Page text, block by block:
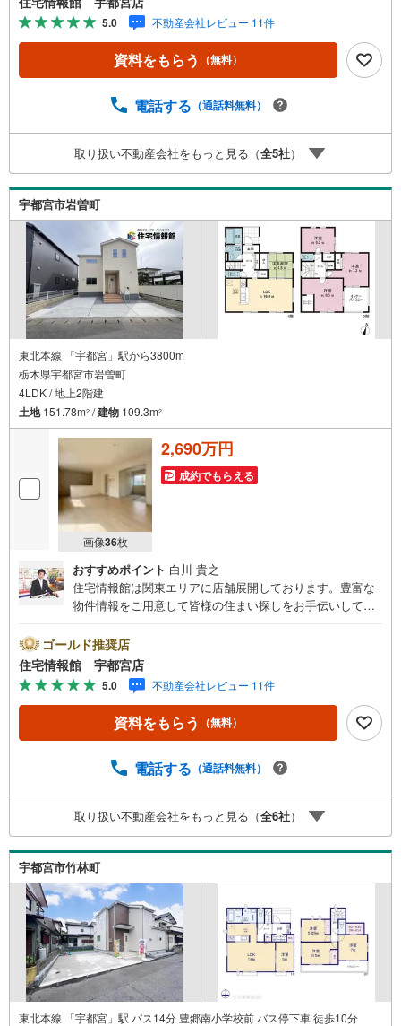
わせは上記時間内ですとスムーズにご対応が可能です。ス
タッフ一同お客様のお問合せをお待ちしております。【住
宅ローン相談会】開催中無理のない住宅ローンの試算やご
購入の際にかかる諸費用の概算も行っております。しっか
気軽にご相談ください。お客様第一主義をモット-にお引越
実に努めさせて頂きます。住宅情報館にお越し頂けたら、
物件のご紹介だけではなく、お住まいの疑問、不安、お家
の事ならなんでもご相談いただけます。お客様の要望をお
伺いしながら誠心誠意、全力でサポートさせて頂きます。
お客様一人一人に合わせたライフプランのご提案をさせて
いただきます。お気軽にご相談ください。
5.0 不動産会社レビュー 11件
資料をもらう （無料）
電話する （通話料無料）
取り扱い不動産会社をもっと見る（全5社）
宇都宮市岩曽町
東北本線 「宇都宮」駅から3800m
栃木県宇都宮市岩曽町
4LDK / 地上2階建
土地151.78m2 /建物 109.3m2
画像36枚
2,690万円
成約でもらえる
おすすめポイント 白川 貴之
住宅情報館は関東エリアに店舗展開しております。豊富な
物件情報をご用意して皆様の住まい探しをお手伝いしてお
さい。【営業時間 10:00～19:00 火曜・水曜（祝日の場
合は営業いたします）】「資料請求」「内覧」のお問い合
わせは上記時間内ですとスムーズにご対応が可能です。ス
タッフ一同お客様のお問合せをお待ちしております。【住
宅ローン相談会】開催中無理のない住宅ローンの試算やご
購入の際にかかる諸費用の概算も行っております。しっか
気軽にご相談ください。お客様第一主義をモット-にお引越
実に努めさせて頂きます。住宅情報館にお越し頂けたら、
物件のご紹介だけではなく、お住まいの疑問、不安、お家
の事ならなんでもご相談いただけます。お客様の要望をお
伺いしながら誠心誠意、全力でサポートさせて頂きます。
お客様一人一人に合わせたライフプランのご提案をさせて
いただきます。お気軽にご相談ください。
ゴールド推奨店
住宅情報館 宇都宮店
5.0 不動産会社レビュー 11件
資料をもらう （無料）
電話する （通話料無料）
取り扱い不動産会社をもっと見る（全6社）
宇都宮市竹林町
東北本線 「宇都宮」駅 バス14分 豊郷南小学校前 バス停下車 徒歩10分